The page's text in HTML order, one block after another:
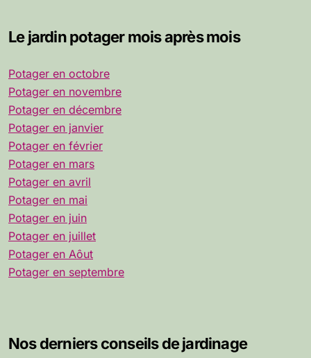
Le jardin potager mois après mois
Potager en octobre
Potager en novembre
Potager en décembre
Potager en janvier
Potager en février
Potager en mars
Potager en avril
Potager en mai
Potager en juin
Potager en juillet
Potager en Aôut
Potager en septembre
Nos derniers conseils de jardinage